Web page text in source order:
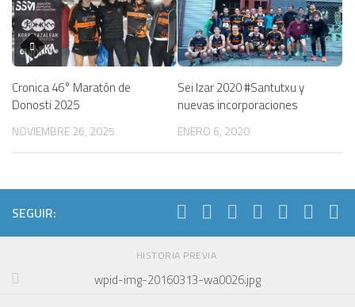
Cronica 46° Maratón de
Donosti 2025
NOVIEMBRE 26, 2025
Sei Izar 2020 #Santutxu y
nuevas incorporaciones
ENERO 6, 2020
SEGUIR:
HISTORIA PREVIA
wpid-img-20160313-wa0026.jpg